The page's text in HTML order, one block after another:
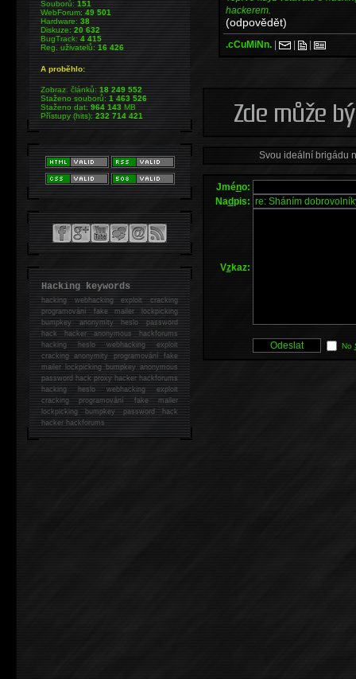
hackerem.
(odpovědět)
.cCuMiNn. | | |
Svou ideální brigádu
Jméno:
Nadpis:
Vzkaz:
No
Souborů:151
WebForum:49 501
Hardware:38
Diskuze:20 632
BugTrack:4 415
Reg. uživatelů:16 426
A proběhlo:
Zobraz. článků:18 249 552
Staženo souborů:1 463 526
Staženo dat:964 143MB
Přístupy (hits):232 714 421
Hacking keywords
hackingwebhacking exploit cracking
programování fake mailer lockpicking
bumpkey anonymity heslo password
hackhacker anonymous hackforums
hackingheslo webhacking exploit
cracking anonymity programování fake
mailer lockpicking bumpkey anonymous
password hack proxy hacker hackforums
hacking heslo webhacking exploit
cracking programování fake mailer
lockpicking bumpkey password hack
hackerhackforums